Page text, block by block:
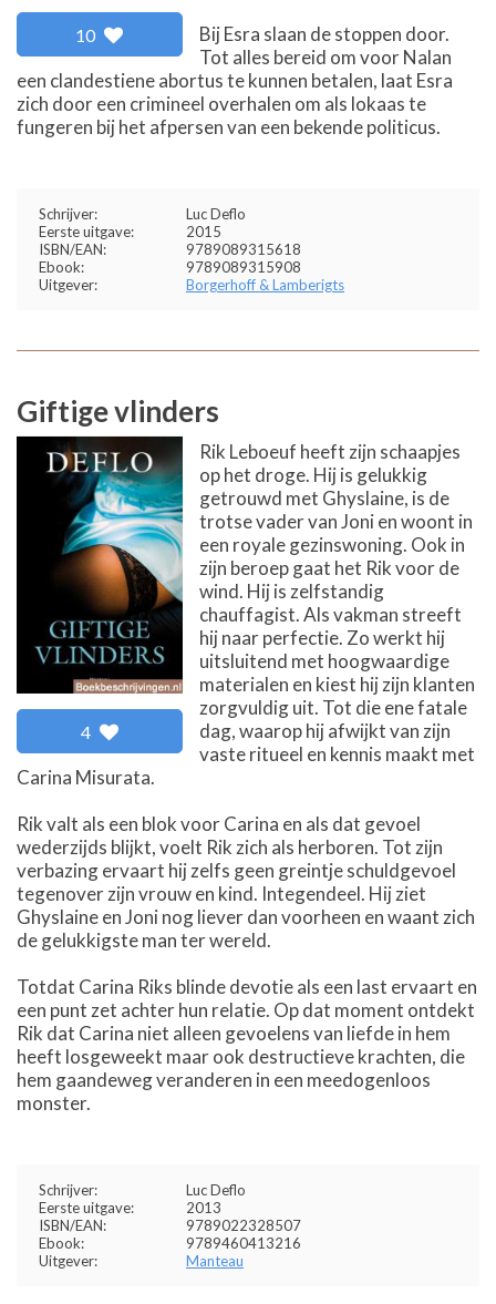
10
Bij Esra slaan de stoppen door.
Tot alles bereid om voor Nalan
een clandestiene abortus te kunnen betalen, laat Esra
zich door een crimineel overhalen om als lokaas te
fungeren bij het afpersen van een bekende politicus.
Schrijver:
Luc Deflo
Eerste uitgave:
2015
ISBN/EAN:
9789089315618
Ebook:
9789089315908
Uitgever:
Borgerhoff & Lamberigts
Giftige vlinders
4
Rik Leboeuf heeft zijn schaapjes
op het droge. Hij is gelukkig
getrouwd met Ghyslaine, is de
trotse vader van Joni en woont in
een royale gezinswoning. Ook in
zijn beroep gaat het Rik voor de
wind. Hij is zelfstandig
chauffagist. Als vakman streeft
hij naar perfectie. Zo werkt hij
uitsluitend met hoogwaardige
materialen en kiest hij zijn klanten
zorgvuldig uit. Tot die ene fatale
dag, waarop hij afwijkt van zijn
vaste ritueel en kennis maakt met
Carina Misurata.
Rik valt als een blok voor Carina en als dat gevoel
wederzijds blijkt, voelt Rik zich als herboren. Tot zijn
verbazing ervaart hij zelfs geen greintje schuldgevoel
tegenover zijn vrouw en kind. Integendeel. Hij ziet
Ghyslaine en Joni nog liever dan voorheen en waant zich
de gelukkigste man ter wereld.
Totdat Carina Riks blinde devotie als een last ervaart en
een punt zet achter hun relatie. Op dat moment ontdekt
Rik dat Carina niet alleen gevoelens van liefde in hem
heeft losgeweekt maar ook destructieve krachten, die
hem gaandeweg veranderen in een meedogenloos
monster.
Schrijver:
Luc Deflo
Eerste uitgave:
2013
ISBN/EAN:
9789022328507
Ebook:
9789460413216
Uitgever:
Manteau